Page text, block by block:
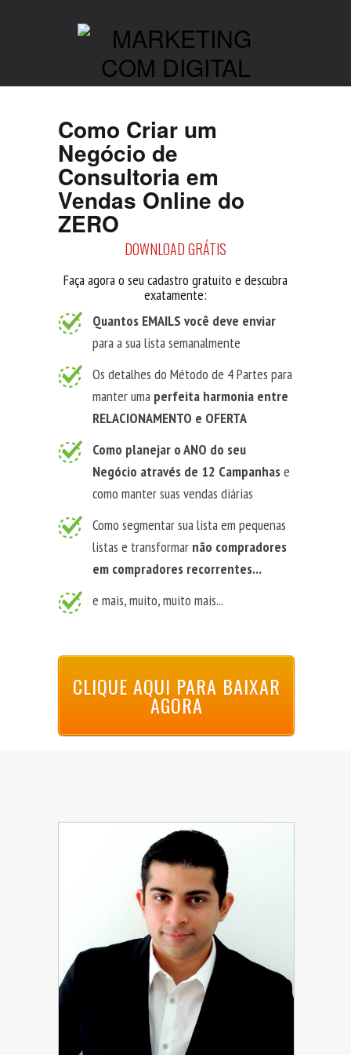
Como Criar um
Negócio de
Consultoria em
Vendas Online do
ZERO
DOWNLOAD GRÁTIS
Faça agora o seu cadastro gratuito e descubra
exatamente:
Quantos EMAILS você deve enviar
para a sua lista semanalmente
Os detalhes do Método de 4 Partes para
manter uma perfeita harmonia entre
RELACIONAMENTO e OFERTA
Como planejar o ANO do seu
Negócio através de 12 Campanhase
como manter suas vendas diárias
Como segmentar sua lista em pequenas
listas e transformar não compradores
em compradores recorrentes...
e mais, muito, muito mais...
CLIQUE AQUI PARA BAIXAR
AGORA